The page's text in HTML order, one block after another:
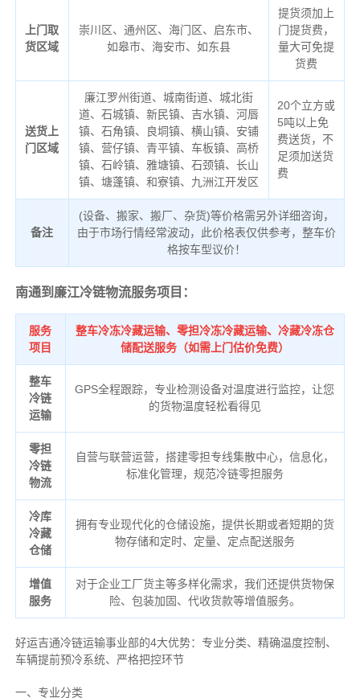
上门取
货区域
崇川区、通州区、海门区、启东市、
如皋市、海安市、如东县
提货须加上
门提货费，
量大可免提
货费
送货上
门区域
廉江罗州街道、城南街道、城北街
道、石城镇、新民镇、吉水镇、河唇
镇、石角镇、良垌镇、横山镇、安铺
镇、营仔镇、青平镇、车板镇、高桥
镇、石岭镇、雅塘镇、石颈镇、长山
镇、塘蓬镇、和寮镇、九洲江开发区
20个立方或
5吨以上免
费送货，不
足须加送货
费
备注
(设备、搬家、搬厂、杂货)等价格需另外详细咨询，
由于市场行情经常波动，此价格表仅供参考，整车价
格按车型议价！
南通到廉江冷链物流服务项目：
服务
项目
整车冷冻冷藏运输、零担冷冻冷藏运输、冷藏冷冻仓
储配送服务（如需上门估价免费）
整车
冷链
运输
GPS全程跟踪，专业检测设备对温度进行监控，让您
的货物温度轻松看得见
零担
冷链
物流
自营与联营运营，搭建零担专线集散中心，信息化，
标准化管理，规范冷链零担服务
冷库
冷藏
仓储
拥有专业现代化的仓储设施，提供长期或者短期的货
物存储和定时、定量、定点配送服务
增值
服务
对于企业工厂货主等多样化需求，我们还提供货物保
险、包装加固、代收货款等增值服务。
好运吉通冷链运输事业部的4大优势： 专业分类、 精确温度控制、
车辆提前预冷系统、 严格把控环节
一、专业分类